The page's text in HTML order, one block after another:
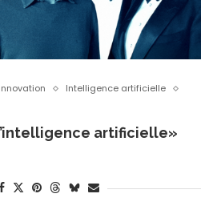
Innovation
Intelligence artificielle
artificielle»